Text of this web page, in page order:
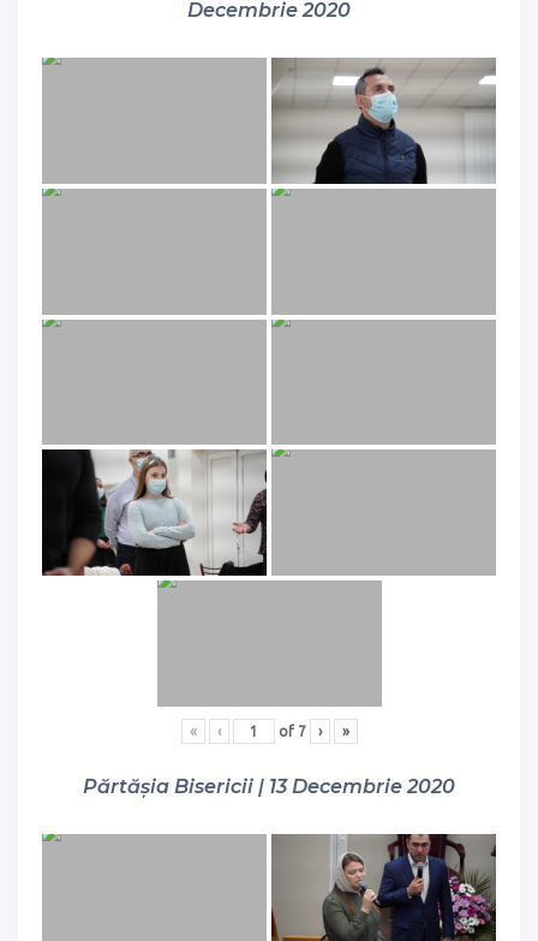
Decembrie 2020
« ‹ of 7 › »
Părtășia Bisericii | 13 Decembrie 2020